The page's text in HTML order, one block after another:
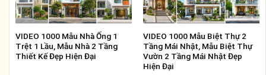
VIDEO 1000 Mẫu Nhà Ống 1
Trệt 1 Lầu, Mẫu Nhà 2 Tầng
Thiết Kế Đẹp Hiện Đại
VIDEO 1000 Mẫu Biệt Thự 2
Tầng Mái Nhật, Mẫu Biệt Thự
Vườn 2 Tầng Mái Nhật Đẹp
Hiện Đại